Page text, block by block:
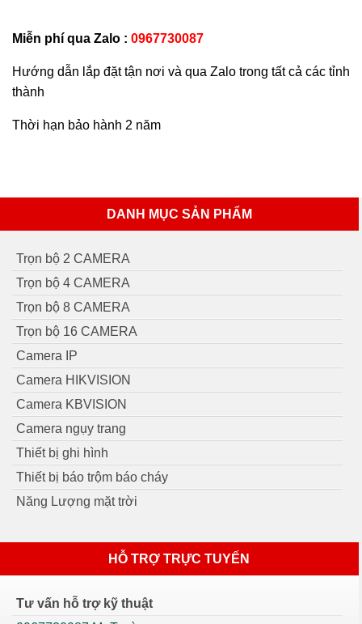
Miễn phí qua Zalo : 0967730087
Hướng dẫn lắp đặt tận nơi và qua Zalo trong tất cả các tỉnh
thành
Thời hạn bảo hành 2 năm
DANH MỤC SẢN PHẨM
Trọn bộ 2 CAMERA
Trọn bộ 4 CAMERA
Trọn bộ 8 CAMERA
Trọn bộ 16 CAMERA
Camera IP
Camera HIKVISION
Camera KBVISION
Camera ngụy trang
Thiết bị ghi hình
Thiết bị báo trộm báo cháy
Năng Lượng mặt trời
HỖ TRỢ TRỰC TUYẾN
Tư vấn hỗ trợ kỹ thuật